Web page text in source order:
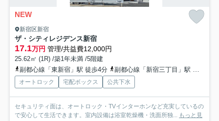
NEW
新宿区新宿
ザ・シティレジデンス新宿
17.1万円 管理/共益費12,000円
25.62㎡ (1R) /築1年未満 /5階建
副都心線「東新宿」駅 徒歩4分
副都心線「新宿三丁目」駅 徒歩9分
オートロック 宅配ボックス 公共下水
セキュリティ面は、オートロック・TVインターホンなど充実しているの
で安心して生活できます。室内設備は浴室乾燥機・洗面所独... もっと見